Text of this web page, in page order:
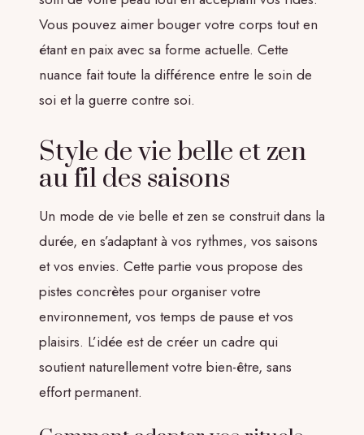
Vous pouvez aimer bouger votre corps tout en
étant en paix avec sa forme actuelle. Cette
nuance fait toute la différence entre le soin de
soi et la guerre contre soi.
Style de vie belle et zen
au fil des saisons
Un mode de vie belle et zen se construit dans la
durée, en s’adaptant à vos rythmes, vos saisons
et vos envies. Cette partie vous propose des
pistes concrètes pour organiser votre
environnement, vos temps de pause et vos
plaisirs. L’idée est de créer un cadre qui
soutient naturellement votre bien-être, sans
effort permanent.